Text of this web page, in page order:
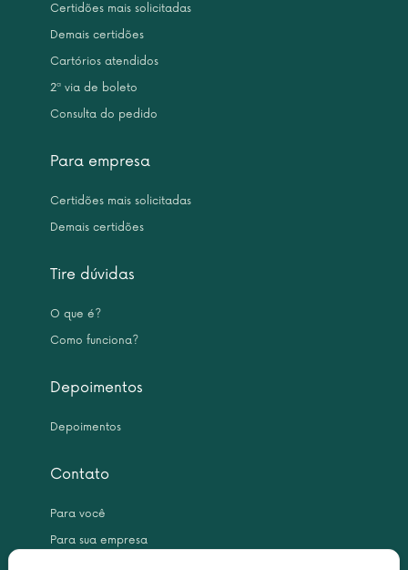
Certidões mais solicitadas
Demais certidões
Cartórios atendidos
2ª via de boleto
Consulta do pedido
Para empresa
Certidões mais solicitadas
Demais certidões
Tire dúvidas
O que é?
Como funciona?
Depoimentos
Depoimentos
Contato
Para você
Para sua empresa